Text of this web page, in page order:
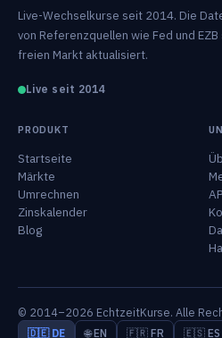
Live-Wechselkurse seit 2014. Die
von Referenzquellen wie Fed und
freien Markt aktualisiert.
Live seit 2014
PRODUKT
Startseite
Märkte
Umrechnen
Zinskalender
Blog
© 2014–2026 EchtzeitKurse. Alle
🇩🇪 DE 🌐 EN 🇫🇷 FR 🇪🇸 ES